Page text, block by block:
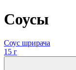
Соусы
Соус шрирача
15 г